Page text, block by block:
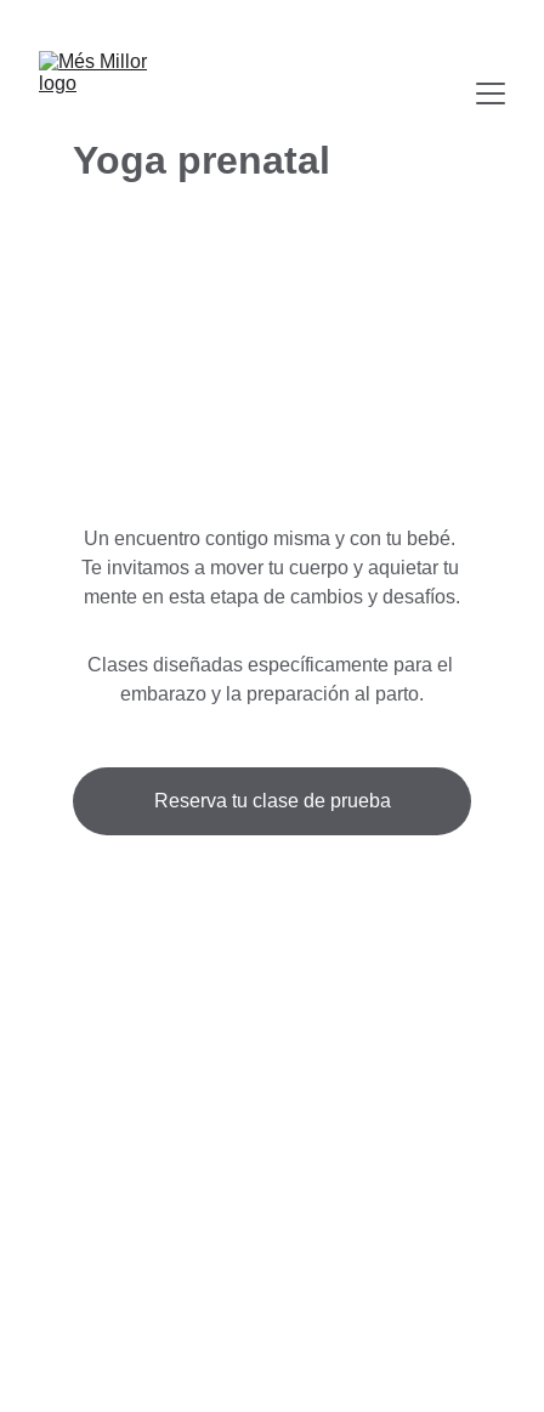
Yoga prenatal
Un encuentro contigo misma y con tu bebé.
Te invitamos a mover tu cuerpo y aquietar tu
mente en esta etapa de cambios y desafíos.
Clases diseñadas específicamente para el
embarazo y la preparación al parto.
Reserva tu clase de prueba